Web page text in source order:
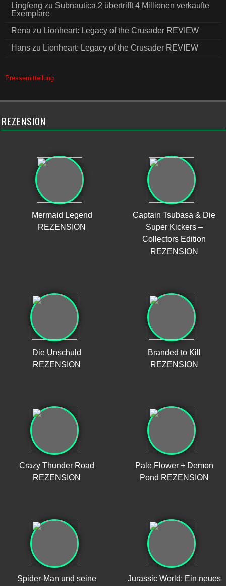
Lingfeng zu Subnautica 2 übertrifft 4 Millionen verkaufte
Exemplare
Rena zu Lionheart: Legacy of the Crusader REVIEW
Hans zu Lionheart: Legacy of the Crusader REVIEW
Pressemitteilung
REZENSION
Mermaid Legend
REZENSION
Captain Tsubasa & Die
Super Kickers –
Collectors Edition
REZENSION
Die Unschuld
REZENSION
Branded to Kill
REZENSION
Crazy Thunder Road
REZENSION
Pale Flower + Demon
Pond REZENSION
Spider-Man und seine
Jurassic World: Ein neues